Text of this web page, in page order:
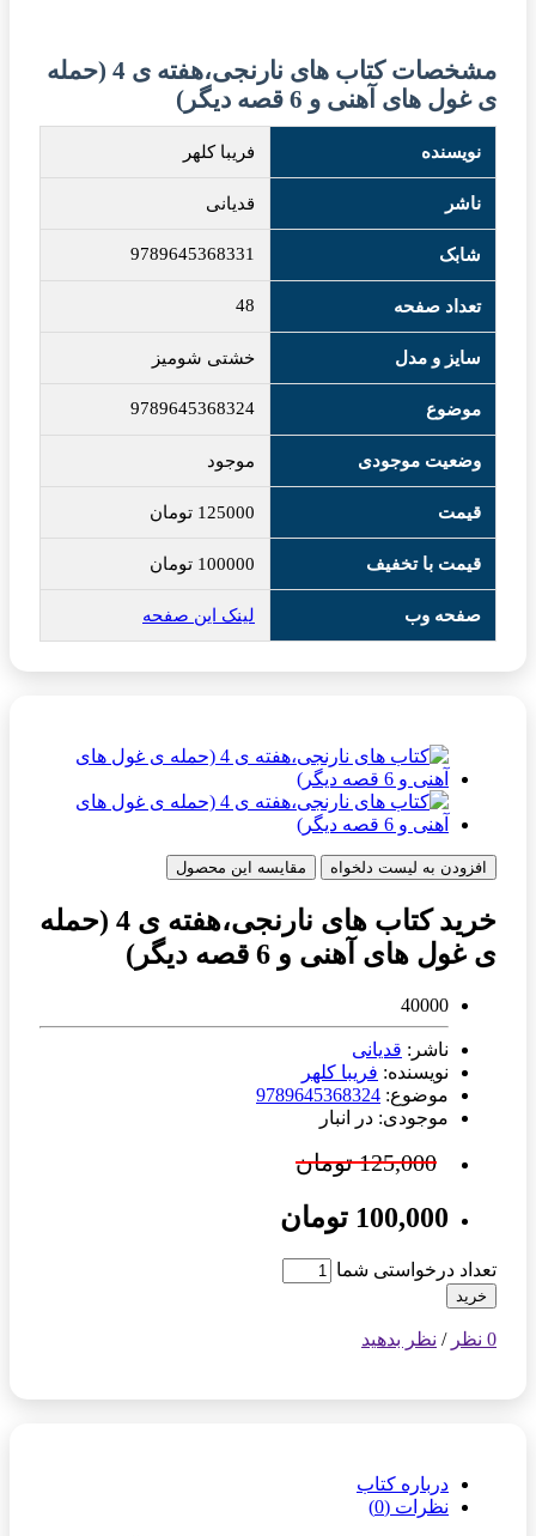
مشخصات کتاب های نارنجی،هفته ی 4 (حمله
ی غول های آهنی و 6 قصه دیگر)
نویسنده فریبا کلهر
ناشر قدیانی
شابک 9789645368331
تعداد صفحه 48
سایز و مدل خشتی شومیز
موضوع 9789645368324
وضعیت موجودی موجود
قیمت 125000 تومان
قیمت با تخفیف 100000 تومان
صفحه وب لینک این صفحه
افزودن به لیست دلخواه مقایسه این محصول
خرید کتاب های نارنجی،هفته ی 4 (حمله
ی غول های آهنی و 6 قصه دیگر)
40000
ناشر: قدیانی
نویسنده: فریبا کلهر
موضوع: 9789645368324
موجودی: در انبار
125,000 تومان
100,000 تومان
تعداد درخواستی شما
خرید
0 نظر / نظر بدهید
درباره کتاب
نظرات (0)